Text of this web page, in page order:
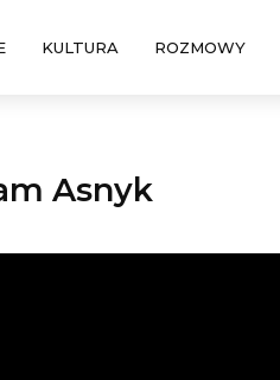
KULTURA ROZMOWY
Asnyk